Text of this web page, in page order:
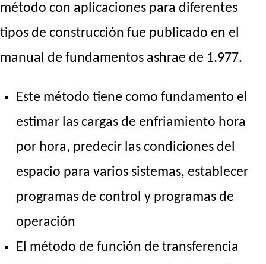
método con aplicaciones para diferentes
tipos de construcción fue publicado en el
manual de fundamentos ashrae de 1.977.
Este método tiene como fundamento el
estimar las cargas de enfriamiento hora
por hora, predecir las condiciones del
espacio para varios sistemas, establecer
programas de control y programas de
operación
El método de función de transferencia